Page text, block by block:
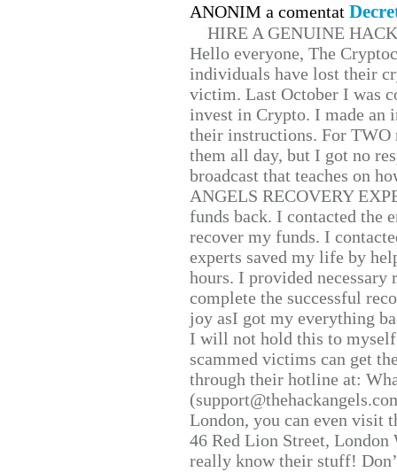
ANONIM a comentat
HIRE A GENUINE
Hello everyone, The
individuals have lost their
victim. Last October I was
invest in Crypto. I made
their instructions. For TWO
them all day, but I got no
broadcast that teaches on
ANGELS RECOVERY
funds back. I contacted the
recover my funds. I
experts saved my life by
hours. I provided
complete the successful
joy asI got my everything
I will not hold this to
scammed victims can get
through their hotline at:
London, you can even visit
46 Red Lion Street, London
really know their stuff!